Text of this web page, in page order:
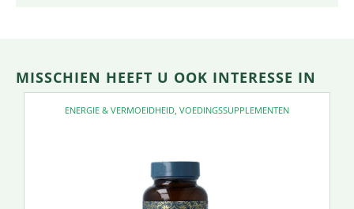
MISSCHIEN HEEFT U OOK INTERESSE IN
ENERGIE & VERMOEIDHEID, VOEDINGSSUPPLEMENTEN